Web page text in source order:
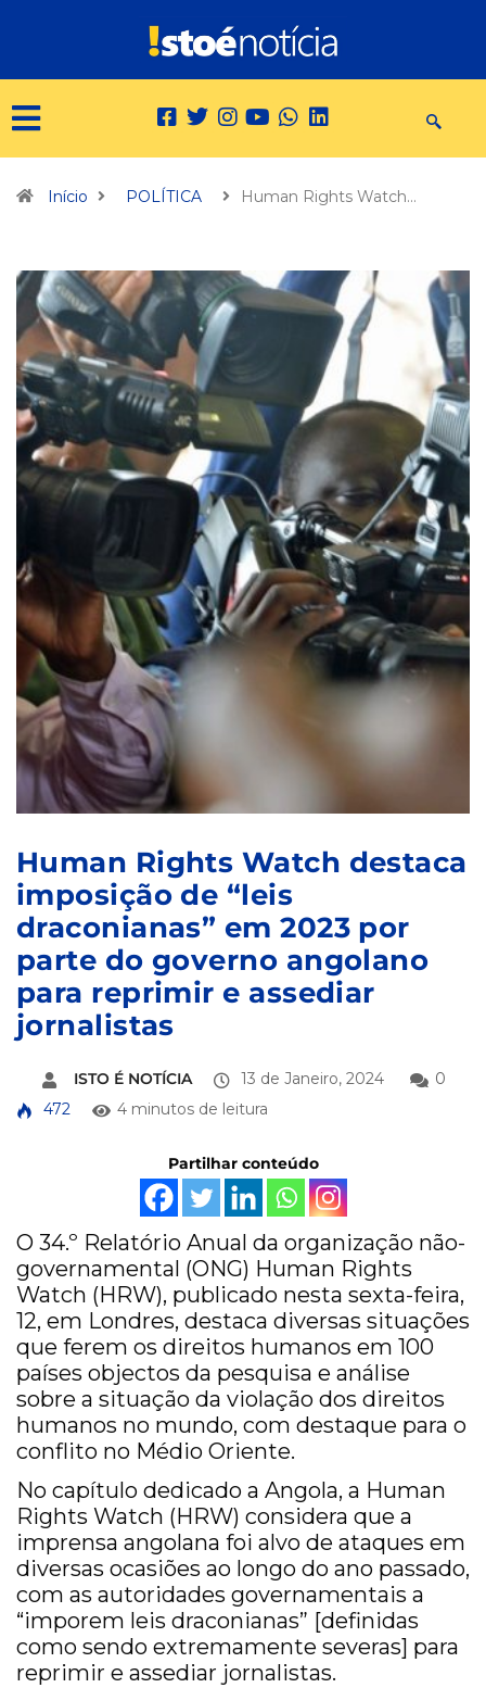
Início POLÍTICA Human Rights Watch…
Human Rights Watch destaca
imposição de “leis
draconianas” em 2023 por
parte do governo angolano
para reprimir e assediar
jornalistas
ISTO É NOTÍCIA 13 de Janeiro, 2024
0
472
4 minutos de leitura
Partilhar conteúdo
O 34.º Relatório Anual da organização não-
governamental (ONG) Human Rights
Watch (HRW), publicado nesta sexta-feira,
12, em Londres, destaca diversas situações
que ferem os direitos humanos em 100
países objectos da pesquisa e análise
sobre a situação da violação dos direitos
humanos no mundo, com destaque para o
conflito no Médio Oriente.
No capítulo dedicado a Angola, a Human
Rights Watch (HRW) considera que a
imprensa angolana foi alvo de ataques em
diversas ocasiões ao longo do ano passado,
com as autoridades governamentais a
“imporem leis draconianas” [definidas
como sendo extremamente severas] para
reprimir e assediar jornalistas.